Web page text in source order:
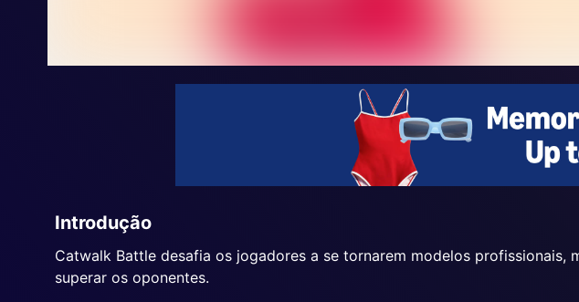
Introdução
Catwalk Battle desafia os jogadores a se tornarem modelos profissionais,
superar os oponentes.